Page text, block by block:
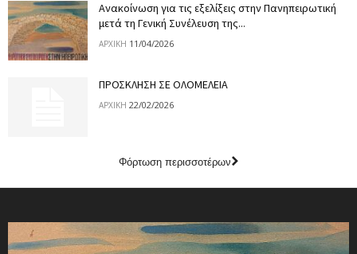
Ανακοίνωση για τις εξελίξεις στην Πανηπειρωτική
μετά τη Γενική Συνέλευση της...
ΑΡΧΙΚΉ 11/04/2026
ΠΡΟΣΚΛΗΣΗ ΣΕ ΟΛΟΜΕΛΕΙΑ
ΑΡΧΙΚΉ 22/02/2026
Φόρτωση περισσοτέρων